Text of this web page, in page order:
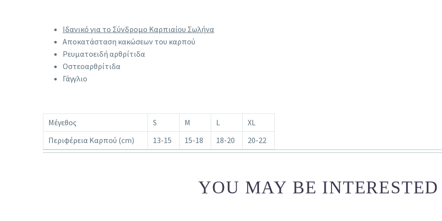
Ιδανικό για το Σύνδρομο Καρπιαίου Σωλήνα
Αποκατάσταση κακώσεων του καρπού
Ρευματοειδή αρθρίτιδα
Οστεοαρθρίτιδα
Γάγγλιο
Μέγεθος S M L
XL
Περιφέρεια Καρπού (cm)
13-15 15-18 18-20 20-22
YOU MAY BE